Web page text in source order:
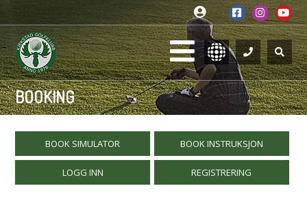
BOOKING
BOOK SIMULATOR BOOK INSTRUKSJON
LOGG INN REGISTRERING